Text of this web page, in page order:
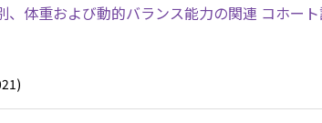
体重および動的バランス能力の関連 コホー